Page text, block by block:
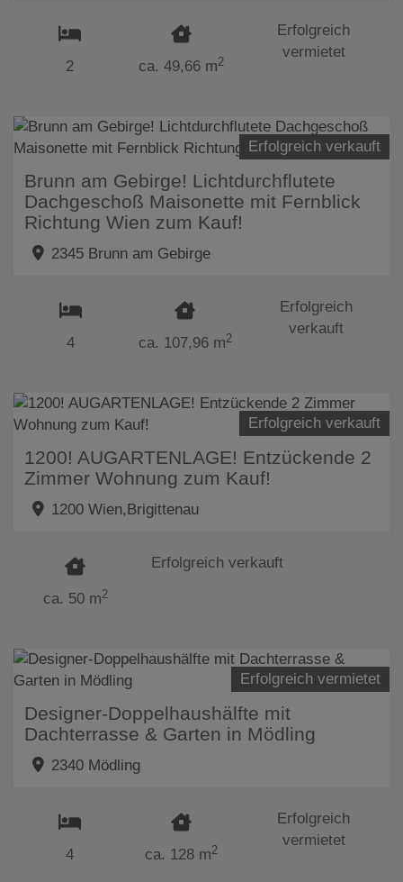
2 ca. 49,66 m2
Erfolgreich
vermietet
Erfolgreich verkauft
Brunn am Gebirge! Lichtdurchflutete
Dachgeschoß Maisonette mit Fernblick
Richtung Wien zum Kauf!
2345 Brunn am Gebirge
4 ca. 107,96 m2
Erfolgreich
verkauft
Erfolgreich verkauft
1200! AUGARTENLAGE! Entzückende 2
Zimmer Wohnung zum Kauf!
1200 Wien,Brigittenau
ca. 50 m2
Erfolgreich verkauft
Erfolgreich vermietet
Designer-Doppelhaushälfte mit
Dachterrasse & Garten in Mödling
2340 Mödling
4 ca. 128 m2
Erfolgreich
vermietet